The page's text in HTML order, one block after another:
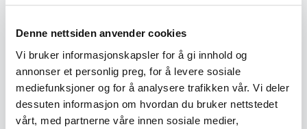
Denne nettsiden anvender cookies
Vi bruker informasjonskapsler for å gi innhold og
annonser et personlig preg, for å levere sosiale
mediefunksjoner og for å analysere trafikken vår. Vi deler
dessuten informasjon om hvordan du bruker nettstedet
vårt, med partnerne våre innen sosiale medier,